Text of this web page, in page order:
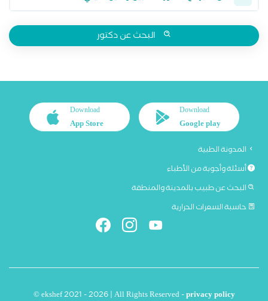
البحث عن دكتور
Download
Google play
Download
App Store
المدونة الطبية
أسئلة وأجوبة من الأطباء
البحث عن طبيب بالمدينة والمنطقة
حاسبة السعرات الحرارية
© ekshef 2021 - 2026 | All Rights Reserved -privacy policy